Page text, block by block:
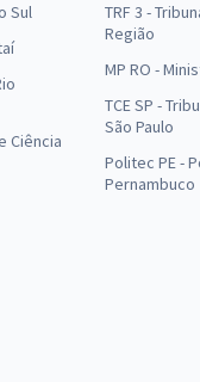
Sul
Ciência
TRF 3 -
Região
MP RO -
TCE SP -
São Paulo
Politec PE -
Pernambuco